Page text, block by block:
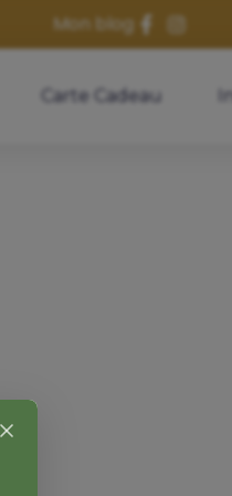
Mon blog
Carte Cadeau